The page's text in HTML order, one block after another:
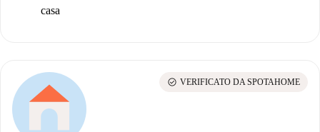
casa
check_circle VERIFICATO DA SPOTAHOME